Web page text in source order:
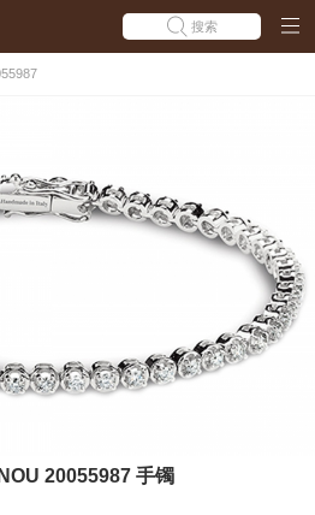
搜索
20055987 手镯